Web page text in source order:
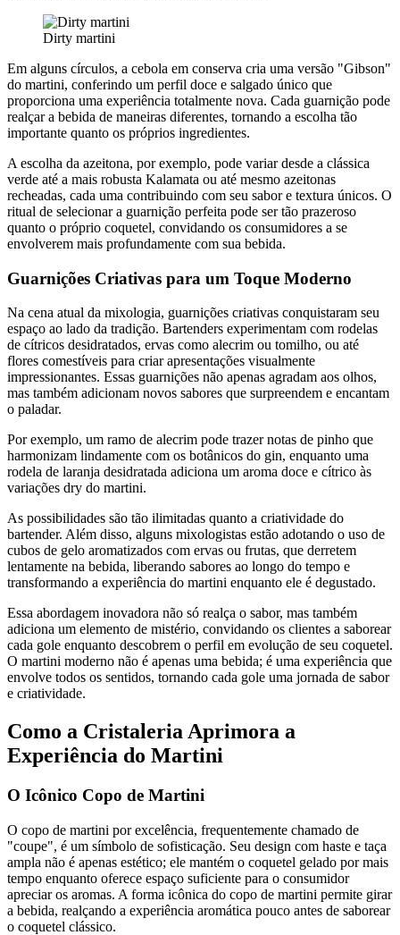
Dirty martini
Em alguns círculos, a cebola em conserva cria uma versão "Gibson"
do martini, conferindo um perfil doce e salgado único que
proporciona uma experiência totalmente nova. Cada guarnição pode
realçar a bebida de maneiras diferentes, tornando a escolha tão
importante quanto os próprios ingredientes.
A escolha da azeitona, por exemplo, pode variar desde a clássica
verde até a mais robusta Kalamata ou até mesmo azeitonas
recheadas, cada uma contribuindo com seu sabor e textura únicos. O
ritual de selecionar a guarnição perfeita pode ser tão prazeroso
quanto o próprio coquetel, convidando os consumidores a se
envolverem mais profundamente com sua bebida.
Guarnições Criativas para um Toque Moderno
Na cena atual da mixologia, guarnições criativas conquistaram seu
espaço ao lado da tradição. Bartenders experimentam com rodelas
de cítricos desidratados, ervas como alecrim ou tomilho, ou até
flores comestíveis para criar apresentações visualmente
impressionantes. Essas guarnições não apenas agradam aos olhos,
mas também adicionam novos sabores que surpreendem e encantam
o paladar.
Por exemplo, um ramo de alecrim pode trazer notas de pinho que
harmonizam lindamente com os botânicos do gin, enquanto uma
rodela de laranja desidratada adiciona um aroma doce e cítrico às
variações dry do martini.
As possibilidades são tão ilimitadas quanto a criatividade do
bartender. Além disso, alguns mixologistas estão adotando o uso de
cubos de gelo aromatizados com ervas ou frutas, que derretem
lentamente na bebida, liberando sabores ao longo do tempo e
transformando a experiência do martini enquanto ele é degustado.
Essa abordagem inovadora não só realça o sabor, mas também
adiciona um elemento de mistério, convidando os clientes a saborear
cada gole enquanto descobrem o perfil em evolução de seu coquetel.
O martini moderno não é apenas uma bebida; é uma experiência que
envolve todos os sentidos, tornando cada gole uma jornada de sabor
e criatividade.
Como a Cristaleria Aprimora a
Experiência do Martini
O Icônico Copo de Martini
O copo de martini por excelência, frequentemente chamado de
"coupe", é um símbolo de sofisticação. Seu design com haste e taça
ampla não é apenas estético; ele mantém o coquetel gelado por mais
tempo enquanto oferece espaço suficiente para o consumidor
apreciar os aromas. A forma icônica do copo de martini permite girar
a bebida, realçando a experiência aromática pouco antes de saborear
o coquetel clássico.